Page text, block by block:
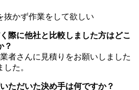
抜かず作業をして欲しい
際に他社と比較しました方はどこ
？
者さんに見積りをお願いしました
た。
ただいた決め手は何ですか？